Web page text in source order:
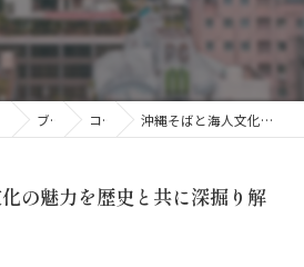
ブログ コラム 沖縄そばと海人文化の魅力を歴史と共に深掘り解説
の魅力を歴史と共に深掘り解